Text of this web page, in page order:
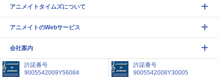
アニメイトタイムズについて
アニメイトのWebサービス
会社案内
許諾番号
9005542009Y56084
許諾番号
9005542008Y30005